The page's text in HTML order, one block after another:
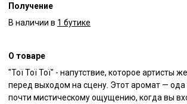
Получение
В наличии в 1 бутике
О товаре
"Toï Toï Toï" - напутствие, которое артисты
перед выходом на сцену. Этот аромат — ода
почти мистическому ощущению, когда вы